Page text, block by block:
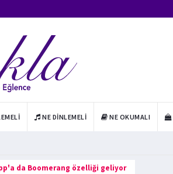
NE DINLEMELI NE OKUMALI
da Boomerang özelliği geliyor